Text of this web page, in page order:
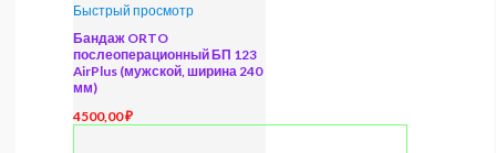
Быстрый просмотр
Бандаж ORTO
послеоперационный БП 123
AirPlus (мужской, ширина 240
мм)
4500,00₽